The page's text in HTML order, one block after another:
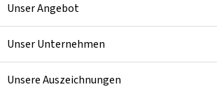
Unser Angebot
Unser Unternehmen
Unsere Auszeichnungen